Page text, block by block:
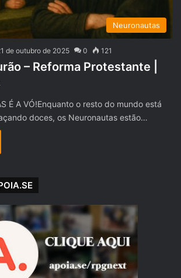
Neuronautas
de outubro de 2025 0 121
– Reforma Protestante |
É A VÓ!Enquanto o resto do mundo está
doces, os Neuronautas estão…